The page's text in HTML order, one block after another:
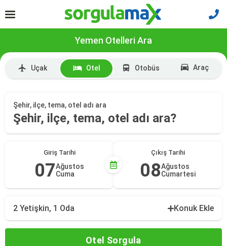
Yemen Otelleri Ara
Uçak Otel Otobüs Araç
Şehir, ilçe, tema, otel adı ara
Şehir, ilçe, tema, otel adı ara?
Giriş Tarihi
07Ağustos
Cuma
Çıkış Tarihi
08Ağustos
Cumartesi
2 Yetişkin, 1 Oda Konuk Ekle
Otel Sorgula